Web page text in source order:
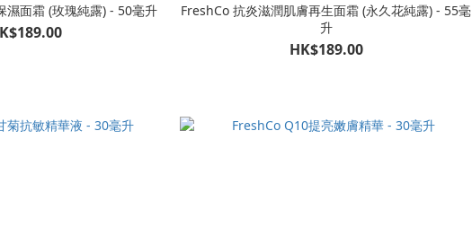
濕面霜 (玫瑰純露) - 50毫升
FreshCo 抗炎滋潤肌膚再生面霜 (永久花純露) - 55毫
升
HK$189.00